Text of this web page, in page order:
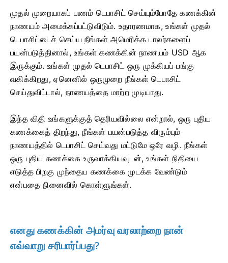
முதல் முறையாகப் பணம் டெபாசிட் செய்யும்போதே கணக்கின்
நாணயம் அமைக்கப்பட்டுவிடும். உதாரணமாக, உங்கள் முதல்
டெபாசிட்டைச் செய்ய நீங்கள் அமெரிக்க டாலர்களைப்
பயன்படுத்தினால், உங்கள் கணக்கின் நாணயம் USD ஆக
இருக்கும். உங்கள் முதல் டெபாசிட் ஒரு முக்கியப் பங்கு
வகிக்கிறது, ஏனெனில் ஒருமுறை நீங்கள் டெபாசிட்
செய்துவிட்டால், நாணயத்தை மாற்ற முடியாது.
இந்த விதி உங்களுக்குத் தெரியவில்லை என்றால், ஒரு புதிய
கணக்கைத் திறந்து, நீங்கள் பயன்படுத்த விரும்பும்
நாணயத்தில் டெபாசிட் செய்வது மட்டுமே ஒரே வழி. நீங்கள்
ஒரு புதிய கணக்கை உருவாக்கியவுடன், உங்கள் நிதியை
எடுத்த பிறகு முந்தைய கணக்கை முடக்க வேண்டும்
என்பதை நினைவில் கொள்ளுங்கள்.
எனது கணக்கின் அமர்வு வரலாற்றை நான்
எவ்வாறு சரிபார்ப்பது?